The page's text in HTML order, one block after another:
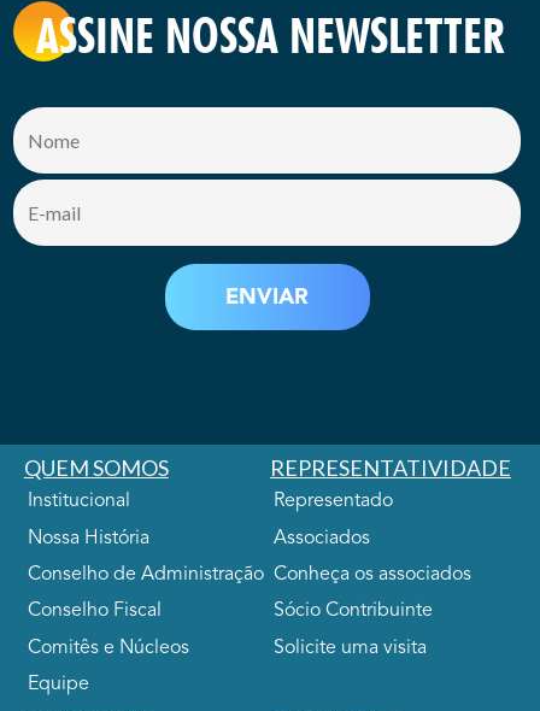
ASSINE NOSSA NEWSLETTER
QUEM SOMOS
Institucional
Nossa História
Conselho de Administração
Conselho Fiscal
Comitês e Núcleos
Equipe
REPRESENTATIVIDADE
Representado
Associados
Conheça os associados
Sócio Contribuinte
Solicite uma visita